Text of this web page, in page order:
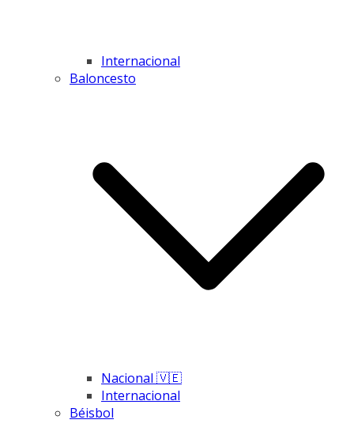
Internacional
Baloncesto
Nacional 🇻🇪
Internacional
Béisbol